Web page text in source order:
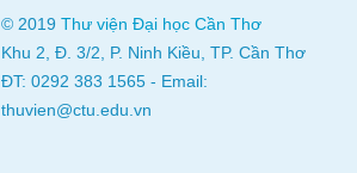
© 2019 Thư viện Đại học Cần Thơ
Khu 2, Đ. 3/2, P. Ninh Kiều, TP. Cần Thơ
ĐT: 0292 383 1565 - Email:
thuvien@ctu.edu.vn